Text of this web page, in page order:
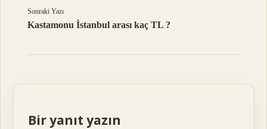
Sonraki Yazı
Kastamonu İstanbul arası kaç TL ?
Bir yanıt yazın